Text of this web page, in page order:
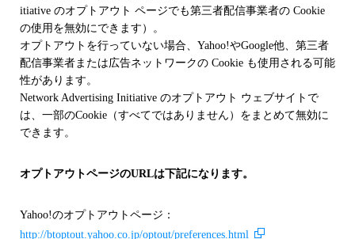
itiative のオプトアウト ページでも第三者配信事業者の Cookie
の使用を無効にできます）。
オプトアウトを行っていない場合、Yahoo!やGoogle他、第三者
配信事業者または広告ネットワークの Cookie も使用される可能
性があります。
Network Advertising Initiative のオプトアウト ウェブサイトで
は、一部のCookie（すべてではありません）をまとめて無効に
できます。
オプトアウトページのURLは下記になります。
Yahoo!のオプトアウトページ：
http://btoptout.yahoo.co.jp/optout/preferences.html